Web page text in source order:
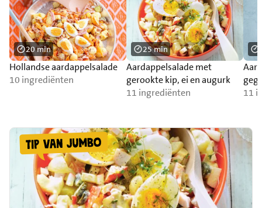
Hollandse aardappelsalade
10 ingrediënten
20 min
Aardappelsalade met
gerookte kip, ei en augurk
11 ingrediënten
25 min
11